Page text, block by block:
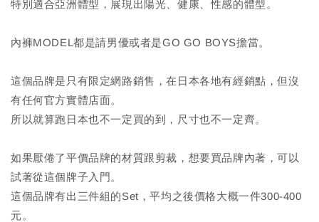
特別適合亞洲體型，展現出陽光、健康、性感的體型。
內褲MODEL都是請男優或者是GO GO BOYS擔當。
這個品牌是只有限定網路銷售，在日本各地有經銷點，但沒
有任何官方實體店面。
所以就算跑日本也不一定買的到，尺寸也不一定齊。
如果厭倦了平價品牌的材質跟剪裁，想要買品牌內著，可以
試著從這個牌子入門。
這個品牌有出三件組的Set，平均之後價格大概一件300-400
元。